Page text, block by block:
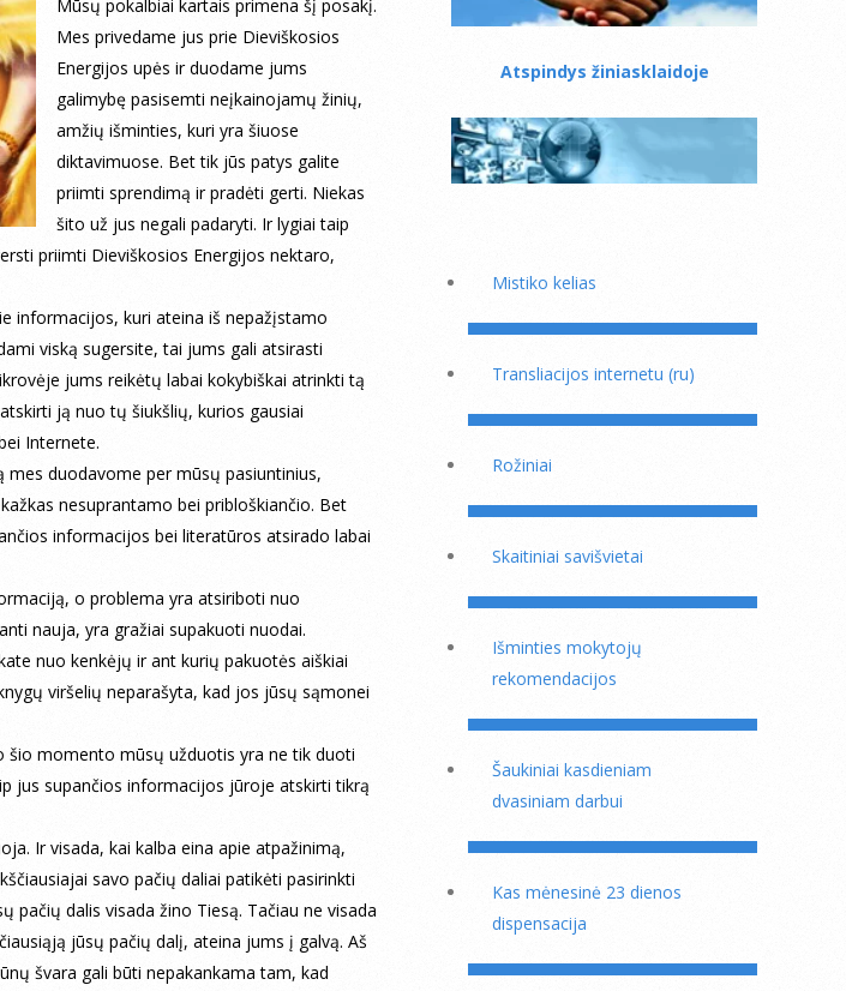
Mūsų pokalbiai kartais primena šį posakį.
Mes privedame jus prie Dieviškosios
Energijos upės ir duodame jums
galimybę pasisemti neįkainojamų žinių,
amžių išminties, kuri yra šiuose
diktavimuose. Bet tik jūs patys galite
priimti sprendimą ir pradėti gerti. Niekas
šito už jus negali padaryti. Ir lygiai taip
priimti Dieviškosios Energijos nektaro,
informacijos, kuri ateina iš nepažįstamo
viską sugersite, tai jums gali atsirasti
jums reikėtų labai kokybiškai atrinkti tą
ją nuo tų šiukšlių, kurios gausiai
Internete.
mes duodavome per mūsų pasiuntinius,
nesuprantamo bei pribloškiančio. Bet
informacijos bei literatūros atsirado labai
o problema yra atsiriboti nuo
nauja, yra gražiai supakuoti nuodai.
nuo kenkėjų ir ant kurių pakuotės aiškiai
viršelių neparašyta, kad jos jūsų sąmonei
šio momento mūsų užduotis yra ne tik duoti
jus supančios informacijos jūroje atskirti tikrą
Ir visada, kai kalba eina apie atpažinimą,
savo pačių daliai patikėti pasirinkti
pačių dalis visada žino Tiesą. Tačiau ne visada
jūsų pačių dalį, ateina jums į galvą. Aš
švara gali būti nepakankama tam, kad
Atspindys žiniasklaidoje
Mistiko kelias
Transliacijos internetu (ru)
Rožiniai
Skaitiniai savišvietai
Išminties mokytojų
rekomendacijos
Šaukiniai kasdieniam
dvasiniam darbui
Kas mėnesinė 23 dienos
dispensacija